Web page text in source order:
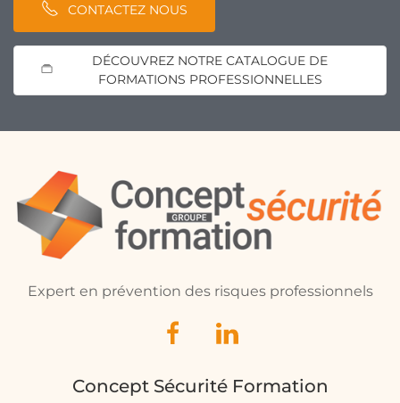
CONTACTEZ NOUS
DÉCOUVREZ NOTRE CATALOGUE DE
FORMATIONS PROFESSIONNELLES
Expert en prévention des risques professionnels
Concept Sécurité Formation